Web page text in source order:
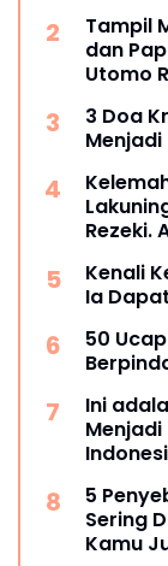
Tampil
dan
Utomo
3 Doa
Rezeki.
Kenali
Ia
50
Ini
5
Sering
Kamu